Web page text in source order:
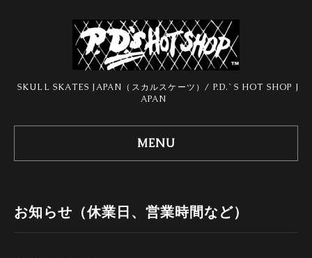
SKULL SKATES JAPAN（スカルスケーツ）/ P.D.`S HOT SHOP J
APAN
MENU
お知らせ（休業日、営業時間など）